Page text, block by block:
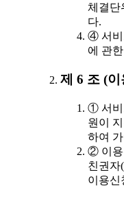
체결단
다.
④ 서비
에 관
제 6 조 (
① 서비
원이
하여
② 이용
친권자
이용신